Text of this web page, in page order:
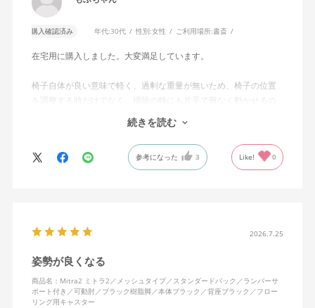
購入確認済み 年代:30代 性別:女性 ご利用場所:書斎
在宅用に購入しました。大変満足しています。
椅子自体が良い意味で軽く、過剰な重量が無いため、椅子の位置
を調整する時だけでなく、掃除の時にも片手で難なく動かせるの
で、ストレスを感じません。
背中はメッシュ素材でハリがあり、沈み込みすぎないところが気
に入っています。色も画像通りのアッシュブルーで、部屋の差し
色になっています。
キャスターはフローリング用を選びました。とにかく動きが滑ら
思います。良い商品に巡り会えてとても嬉しいです。
続きを読む
参考になった 3 Like! 0
2026.7.25
姿勢が良くなる
商品名：Mitra2 ミトラ2／メッシュタイプ／スタンダードバック／ランバーサ
ポート付き／可動肘／ブラック樹脂脚／本体ブラック／背座ブラック／フロー
リング用キャスター